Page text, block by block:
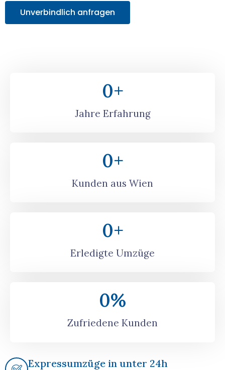
Unverbindlich anfragen
Jahre Erfahrung
0+
Kunden aus Wien
0+
Erledigte Umzüge
0+
Zufriedene Kunden
0%
Expressumzüge in unter 24h